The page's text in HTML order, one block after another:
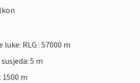
RLG : 57000 m
5 m
m